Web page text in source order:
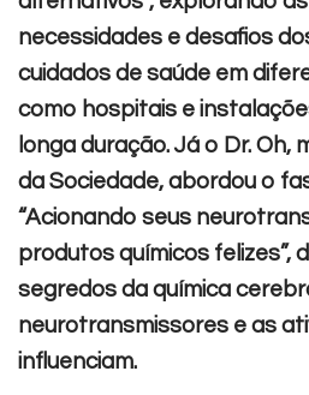
necessidades e desafios
cuidados de saúde em
como hospitais e
longa duração. Já o Dr.
da Sociedade, abordou o
“Acionando seus
produtos químicos felizes”,
segredos da química
neurotransmissores e as
influenciam.